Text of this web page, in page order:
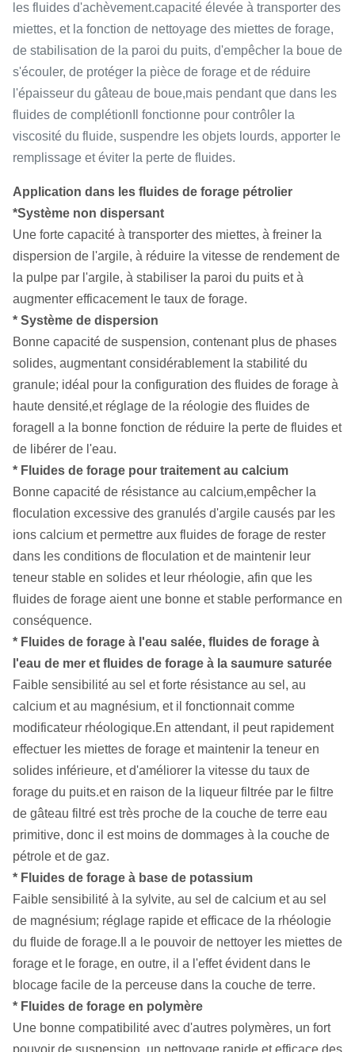
les fluides d'achèvement.capacité élevée à transporter des
miettes, et la fonction de nettoyage des miettes de forage,
de stabilisation de la paroi du puits, d'empêcher la boue de
s'écouler, de protéger la pièce de forage et de réduire
l'épaisseur du gâteau de boue,mais pendant que dans les
fluides de complétionIl fonctionne pour contrôler la
viscosité du fluide, suspendre les objets lourds, apporter le
remplissage et éviter la perte de fluides.
Application dans les fluides de forage pétrolier
*Système non dispersant
Une forte capacité à transporter des miettes, à freiner la
dispersion de l'argile, à réduire la vitesse de rendement de
la pulpe par l'argile, à stabiliser la paroi du puits et à
augmenter efficacement le taux de forage.
* Système de dispersion
Bonne capacité de suspension, contenant plus de phases
solides, augmentant considérablement la stabilité du
granule; idéal pour la configuration des fluides de forage à
haute densité,et réglage de la réologie des fluides de
forageIl a la bonne fonction de réduire la perte de fluides et
de libérer de l'eau.
* Fluides de forage pour traitement au calcium
Bonne capacité de résistance au calcium,empêcher la
floculation excessive des granulés d'argile causés par les
ions calcium et permettre aux fluides de forage de rester
dans les conditions de floculation et de maintenir leur
teneur stable en solides et leur rhéologie, afin que les
fluides de forage aient une bonne et stable performance en
conséquence.
* Fluides de forage à l'eau salée, fluides de forage à
l'eau de mer et fluides de forage à la saumure saturée
Faible sensibilité au sel et forte résistance au sel, au
calcium et au magnésium, et il fonctionnait comme
modificateur rhéologique.En attendant, il peut rapidement
effectuer les miettes de forage et maintenir la teneur en
solides inférieure, et d'améliorer la vitesse du taux de
forage du puits.et en raison de la liqueur filtrée par le filtre
de gâteau filtré est très proche de la couche de terre eau
primitive, donc il est moins de dommages à la couche de
pétrole et de gaz.
* Fluides de forage à base de potassium
Faible sensibilité à la sylvite, au sel de calcium et au sel
de magnésium; réglage rapide et efficace de la rhéologie
du fluide de forage.Il a le pouvoir de nettoyer les miettes de
forage et le forage, en outre, il a l'effet évident dans le
blocage facile de la perceuse dans la couche de terre.
* Fluides de forage en polymère
Une bonne compatibilité avec d'autres polymères, un fort
pouvoir de suspension, un nettoyage rapide et efficace des